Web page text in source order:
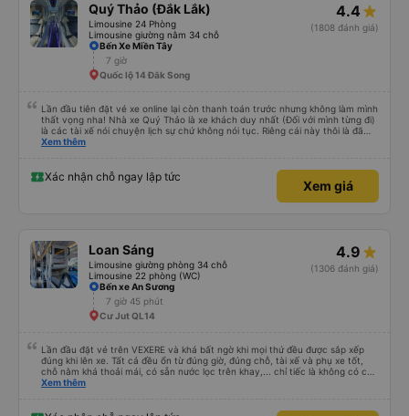
Quý Thảo (Đắk Lắk)
Limousine 24 Phòng
Limousine giường nằm 34 chỗ
4.4
(1808 đánh giá)
Bến Xe Miền Tây
7 giờ
Quốc lộ 14 Đăk Song
Lần đầu tiên đặt vé xe online lại còn thanh toán trước nhưng không làm mình
thất vọng nha! Nhà xe Quý Thảo là xe khách duy nhất (Đối với mình từng đi)
là các tài xế nói chuyện lịch sự chứ không nói tục. Riêng cái này thôi là đã
đánh giá 5 sao rồi. Chú tài xế còn uống pepsi rất dễ thương chứ không có
Xem thêm
Xác nhận chỗ ngay lập tức
Xem giá
Loan Sáng
Limousine giường phòng 34 chỗ
Limousine 22 phòng (WC)
4.9
(1306 đánh giá)
Bến xe An Sương
7 giờ 45 phút
Cư Jut QL14
Lần đầu đặt vé trên VEXERE và khá bất ngờ khi mọi thứ đều được sắp xếp
đúng khi lên xe. Tất cả đều ổn từ đúng giờ, đúng chỗ, tài xế và phụ xe tốt,
chỗ nằm khá thoải mái, có sẵn nước lọc trên khay,... chỉ tiếc là không có chỗ
để sạc pin thôi. Nhưng vậy cũng quá ổn rồi!
Xem thêm